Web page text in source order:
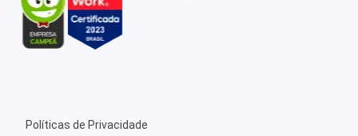
Políticas de Privacidade